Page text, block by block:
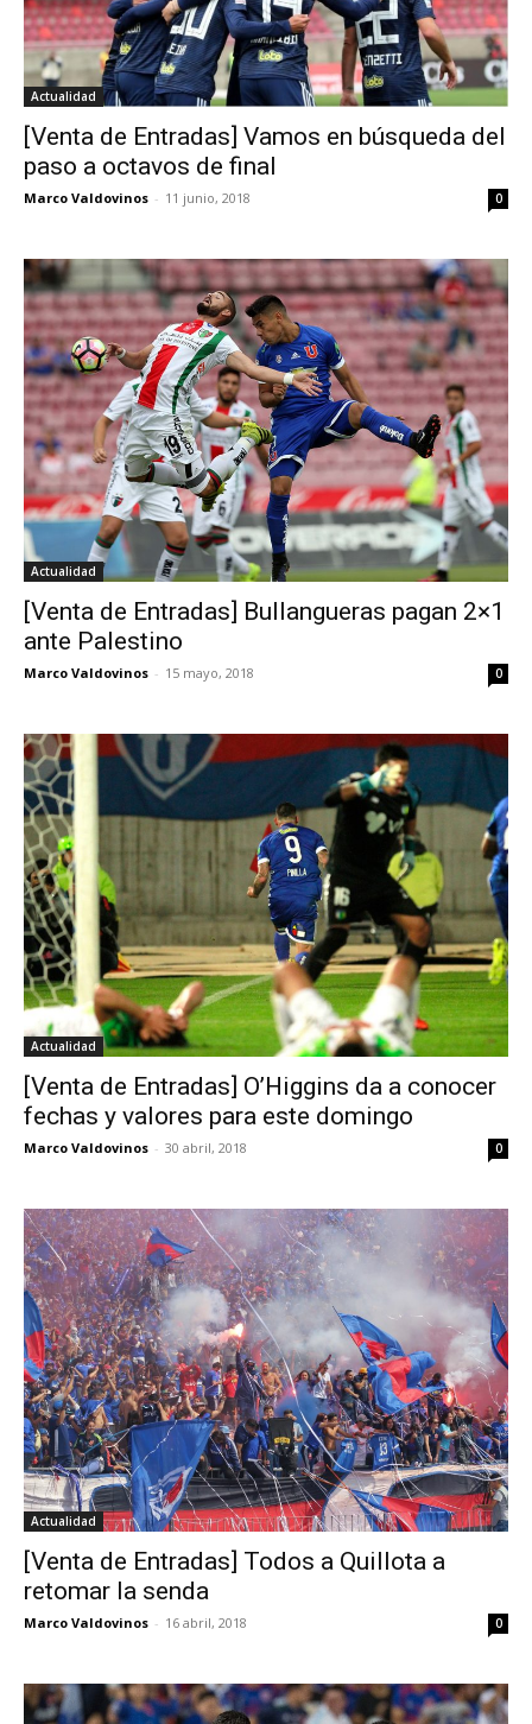
Actualidad
[Venta de Entradas] Vamos en búsqueda del
paso a octavos de final
Marco Valdovinos - 11 junio, 2018 0
Actualidad
[Venta de Entradas] Bullangueras pagan 2×1
ante Palestino
Marco Valdovinos - 15 mayo, 2018 0
Actualidad
[Venta de Entradas] O’Higgins da a conocer
fechas y valores para este domingo
Marco Valdovinos - 30 abril, 2018 0
Actualidad
[Venta de Entradas] Todos a Quillota a
retomar la senda
Marco Valdovinos - 16 abril, 2018 0